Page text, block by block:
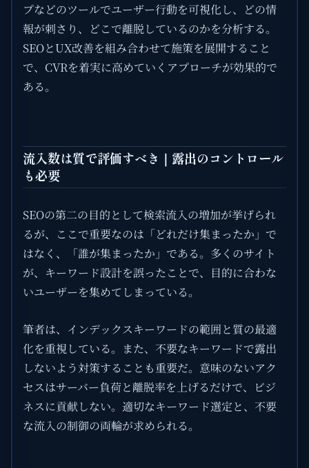
プなどのツールでユーザー行動を可視化し、どの情
報が刺さり、どこで離脱しているのかを分析する。
SEOとUX改善を組み合わせて施策を展開すること
で、CVRを着実に高めていくアプローチが効果的で
ある。
流入数は質で評価すべき｜露出のコントロール
も必要
SEOの第二の目的として検索流入の増加が挙げられ
るが、ここで重要なのは「どれだけ集まったか」で
はなく、「誰が集まったか」である。多くのサイト
が、キーワード設計を誤ったことで、目的に合わな
いユーザーを集めてしまっている。
筆者は、インデックスキーワードの範囲と質の最適
化を重視している。また、不要なキーワードで露出
しないよう対策することも重要だ。意味のないアク
セスはサーバー負荷と離脱率を上げるだけで、ビジ
ネスに貢献しない。適切なキーワード選定と、不要
な流入の制御の両輪が求められる。